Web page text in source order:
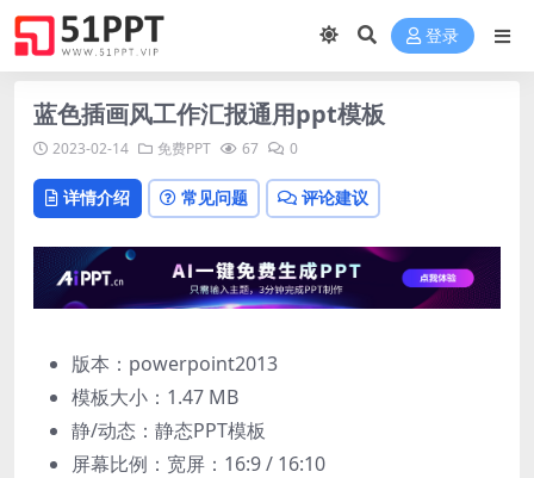
登录
蓝色插画风工作汇报通用ppt模板
2023-02-14 免费PPT 67 0
详情介绍 常见问题 评论建议
版本：powerpoint2013
模板大小： 1.47 MB
静/动态：静态PPT模板
屏幕比例：宽屏：16:9 / 16:10